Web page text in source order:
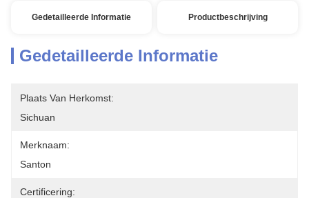
Gedetailleerde Informatie Productbeschrijving
Gedetailleerde Informatie
Plaats Van Herkomst:
Sichuan
Merknaam:
Santon
Certificering: